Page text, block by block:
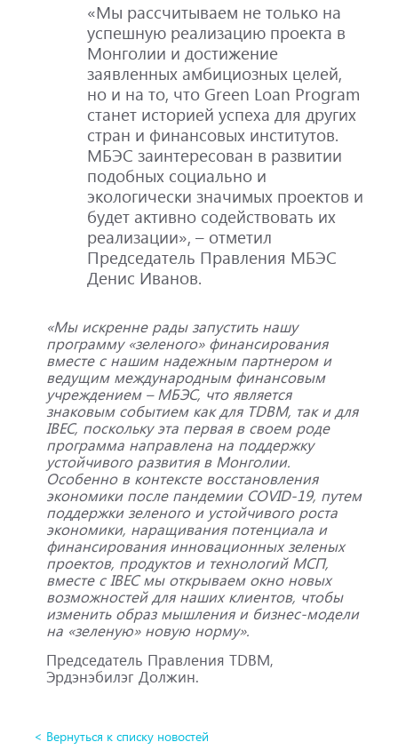
«Мы рассчитываем не только на
успешную реализацию проекта в
Монголии и достижение
заявленных амбициозных целей,
но и на то, что Green Loan Program
станет историей успеха для других
стран и финансовых институтов.
МБЭС заинтересован в развитии
подобных социально и
экологически значимых проектов и
будет активно содействовать их
реализации», – отметил
Председатель Правления МБЭС
Денис Иванов.
«Мы искренне рады запустить нашу
программу «зеленого» финансирования
вместе с нашим надежным партнером и
ведущим международным финансовым
учреждением – МБЭС, что является
знаковым событием как для TDBM, так и для
IBEC, поскольку эта первая в своем роде
программа направлена на поддержку
устойчивого развития в Монголии.
Особенно в контексте восстановления
экономики после пандемии COVID-19, путем
поддержки зеленого и устойчивого роста
экономики, наращивания потенциала и
финансирования инновационных зеленых
проектов, продуктов и технологий МСП,
вместе с IBEC мы открываем окно новых
возможностей для наших клиентов, чтобы
изменить образ мышления и бизнес-модели
на «зеленую» новую норму».
Председатель Правления TDBM,
Эрдэнэбилэг Должин.
< Вернуться к списку новостей